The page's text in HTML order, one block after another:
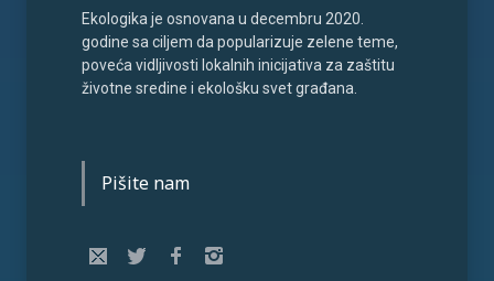
Ekologika je osnovana u decembru 2020.
godine sa ciljem da popularizuje zelene teme,
poveća vidljivosti lokalnih inicijativa za zaštitu
životne sredine i ekološku svet građana.
Pišite nam